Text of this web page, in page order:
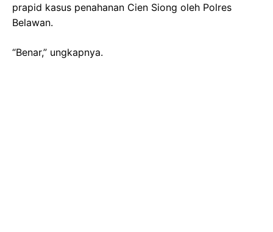
prapid kasus penahanan Cien Siong oleh Polres
Belawan.
“Benar,” ungkapnya.